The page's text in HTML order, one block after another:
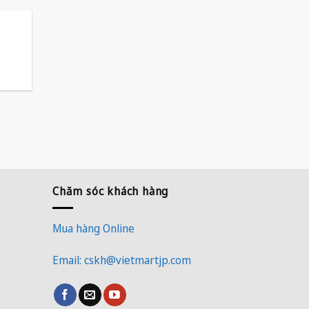
Chăm sóc khách hàng
Mua hàng Online
Email: cskh@vietmartjp.com